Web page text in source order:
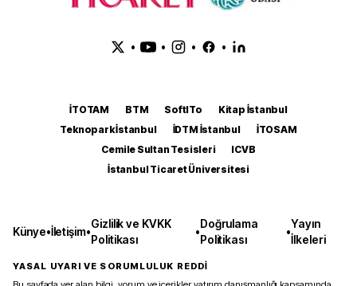
• • • •
İTOTAM BTM SoftITo
Kitap İstanbul
Teknopark İstanbul
İDTM İstanbul
İTOSAM
Cemile Sultan Tesisleri
ICVB
İstanbul Ticaret Üniversitesi
Künye•İletişim•
Gizlilik ve KVKK
Politikası
•
Doğrulama
Politikası
•
Yayın
İlkeleri
YASAL UYARI VE SORUMLULUK REDDİ